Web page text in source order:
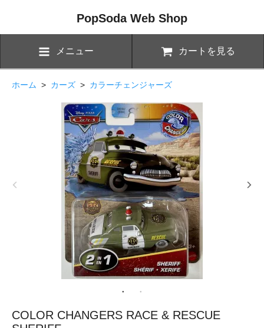
PopSoda Web Shop
メニュー カートを見る
ホーム > カーズ > カラーチェンジャーズ
COLOR CHANGERS RACE & RESCUE